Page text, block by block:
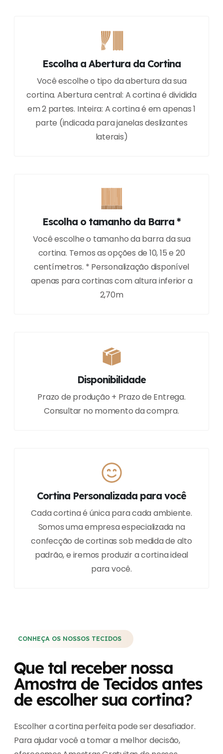
Escolha a Abertura da Cortina
Você escolhe o tipo da abertura da sua
cortina. Abertura central: A cortina é dividida
em 2 partes. Inteira: A cortina é em apenas 1
parte (indicada para janelas deslizantes
laterais)
Escolha o tamanho da Barra *
Você escolhe o tamanho da barra da sua
cortina. Temos as opções de 10, 15 e 20
centímetros. * Personalização disponível
apenas para cortinas com altura inferior a
2,70m
Disponibilidade
Prazo de produção + Prazo de Entrega.
Consultar no momento da compra.
Cortina Personalizada para você
Cada cortina é única para cada ambiente.
Somos uma empresa especializada na
confecção de cortinas sob medida de alto
padrão, e iremos produzir a cortina ideal
para você.
CONHEÇA OS NOSSOS TECIDOS
Que tal receber nossa
Amostra de Tecidos antes
de escolher sua cortina?
Escolher a cortina perfeita pode ser desafiador.
Para ajudar você a tomar a melhor decisão,